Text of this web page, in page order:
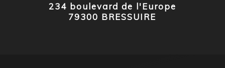
234 boulevard de l'Europe
79300 BRESSUIRE